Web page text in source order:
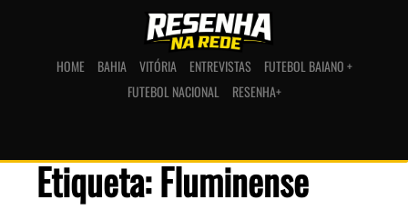
HOME BAHIA VITÓRIA ENTREVISTAS
FUTEBOL BAIANO +
FUTEBOL NACIONAL
RESENHA+
Etiqueta: Fluminense